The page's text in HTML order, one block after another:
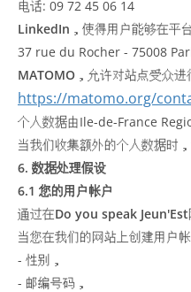
电话: 09 72 45 06 14
LinkedIn ，使得用户能够在平
37 rue du Rocher - 75008
MATOMO ，允许对站点受众进
https://matomo.org/
个人数据由Ile-de-France
当我们收集额外的个人数据时
6. 数据处理假设
6.1 您的用户帐户
通过在Do you speak Jeun'Est
当您在我们的网站上创建用户
- 性别，
- 邮编号码，